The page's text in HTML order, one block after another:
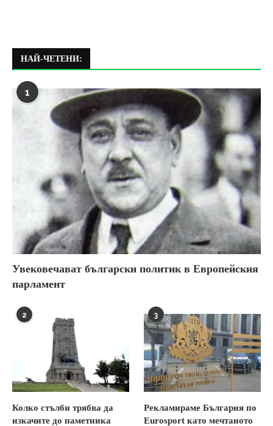
НАЙ-ЧЕТЕНИ:
1
Увековечават български политик в Европейския
парламент
2
Колко стълби трябва да
изкачите до паметника
3
Рекламираме България по
Eurosport като мечтаното